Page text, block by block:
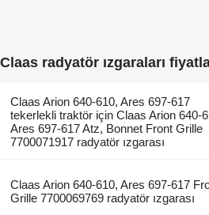
Claas radyatör ızgaraları
Claas Arion 640-610, Ares 697-617
tekerlekli traktör için Claas Arion 640-
Ares 697-617 Atz, Bonnet Front Grille
7700071917 radyatör ızgarası
Claas Arion 640-610, Ares 697-617
Grille 7700069769 radyatör ızgarası